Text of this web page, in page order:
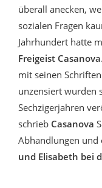
überall anecken,
sozialen Fragen
Jahrhundert hatte
Freigeist Casanova
mit seinen
unzensiert wurden
Sechzigerjahren
schrieb Casanova
Abhandlungen und
und Elisabeth bei